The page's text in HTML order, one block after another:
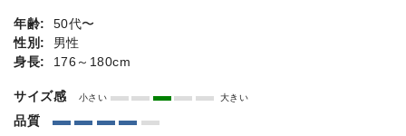
年齢:
50代〜
性別:
男性
身長:
176～180cm
サイズ感 小さい 大きい
品質